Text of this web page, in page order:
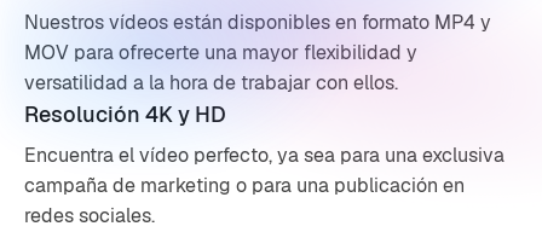
Nuestros vídeos están disponibles en formato MP4 y
MOV para ofrecerte una mayor flexibilidad y
versatilidad a la hora de trabajar con ellos.
Resolución 4K y HD
Encuentra el vídeo perfecto, ya sea para una exclusiva
campaña de marketing o para una publicación en
redes sociales.